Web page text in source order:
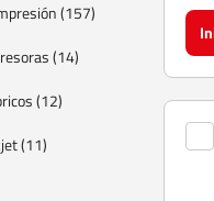
(157)
(14)
(12)
(11)